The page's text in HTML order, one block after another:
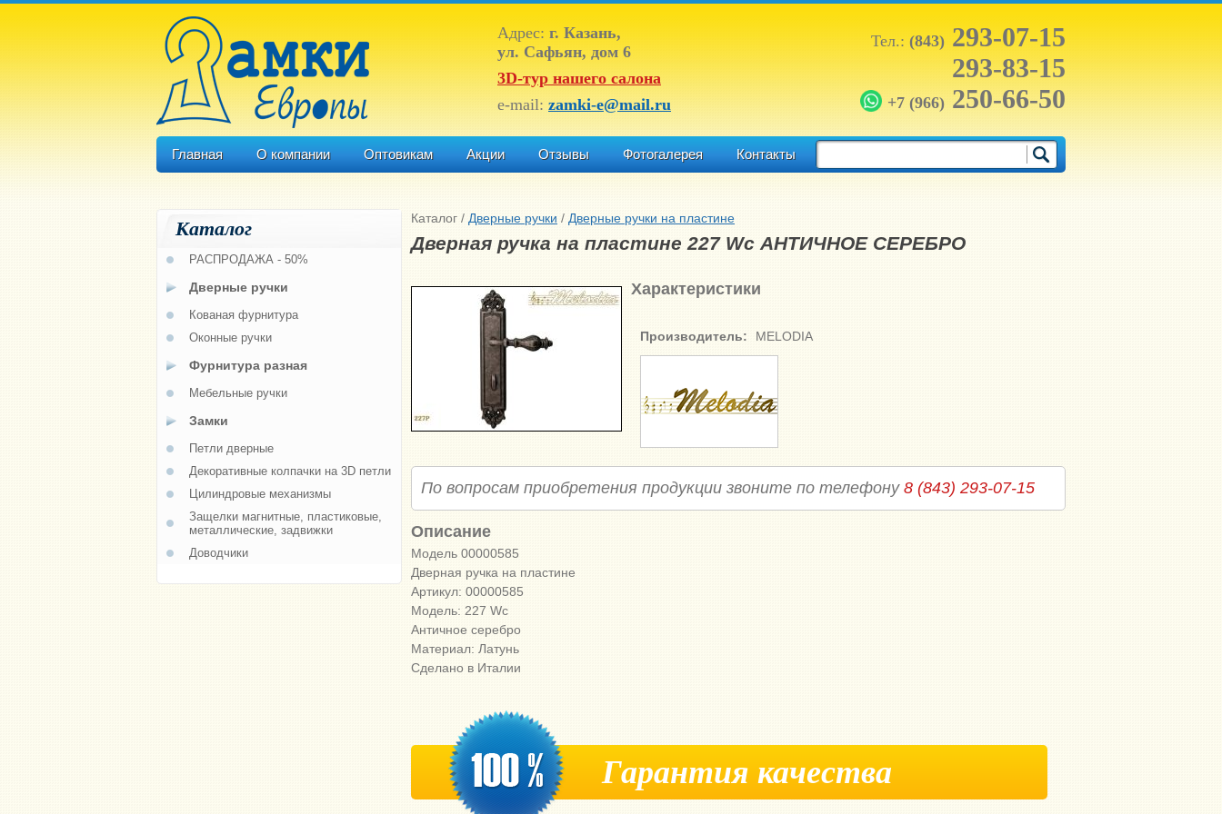
Тел.: (843)293-07-15
293-83-15
+7 (966)250-66-50
Адрес: г. Казань,
ул. Сафьян, дом 6
3D-тур нашего салона
e-mail: zamki-e@mail.ru
Главная О компании Оптовикам Акции Отзывы Фотогалерея Контакты
Каталог / Дверные ручки / Дверные ручки на пластине
Дверная ручка на пластине 227 Wc АНТИЧНОЕ СЕРЕБРО
Характеристики
Производитель: MELODIA
По вопросам приобретения продукции звоните по телефону 8 (843) 293-07-15
Описание
Модель 00000585
Дверная ручка на пластине
Артикул: 00000585
Модель: 227 Wc
Античное серебро
Материал: Латунь
Сделано в Италии
Гарантия качества
Каталог
РАСПРОДАЖА - 50%
Дверные ручки
Кованая фурнитура
Оконные ручки
Фурнитура разная
Мебельные ручки
Замки
Петли дверные
Декоративные колпачки на 3D петли
Цилиндровые механизмы
Защелки магнитные, пластиковые,
металлические, задвижки
Доводчики